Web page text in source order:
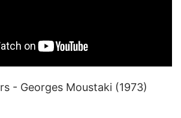
- Georges Moustaki (1973)